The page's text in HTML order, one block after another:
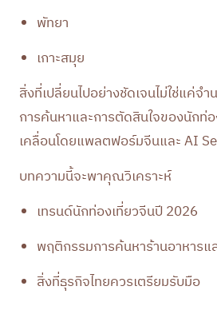
พัทยา
เกาะสมุย
สิ่งที่เปลี่ยนไปอย่างชัดเจนไม่ใช่แค่
การค้นหาและการตัดสินใจของนักท่
เคลื่อนโดยแพลตฟอร์มจีนและ AI
บทความนี้จะพาคุณวิเคราะห์
เทรนด์นักท่องเที่ยวจีนปี 2026
พฤติกรรมการค้นหาร้านอาหารแ
สิ่งที่ธุรกิจไทยควรเตรียมรับมือ